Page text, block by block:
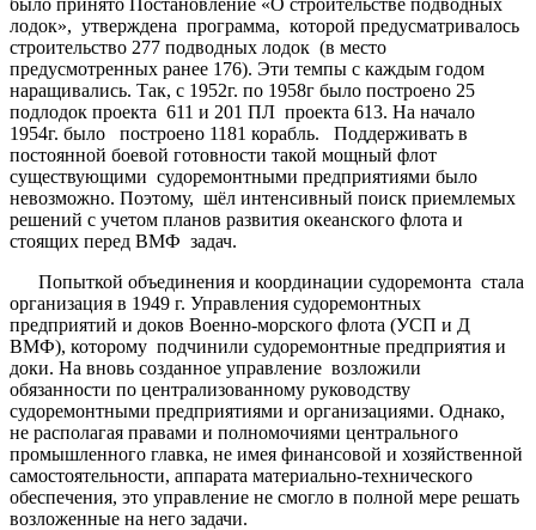
лодок», утверждена программа, которой предусматривалось
строительство 277 подводных лодок (в место
предусмотренных ранее 176). Эти темпы с каждым годом
наращивались. Так, с 1952г. по 1958г было построено 25
подлодок проекта 611 и 201 ПЛ проекта 613. На начало
1954г. было построено 1181 корабль. Поддерживать в
постоянной боевой готовности такой мощный флот
существующими судоремонтными предприятиями было
невозможно. Поэтому, шёл интенсивный поиск приемлемых
решений с учетом планов развития океанского флота и
стоящих перед ВМФ задач.
Попыткой объединения и координации судоремонта стала
организация в 1949 г. Управления судоремонтных
предприятий и доков Военно-морского флота (УСП и Д
ВМФ), которому подчинили судоремонтные предприятия и
доки. На вновь созданное управление возложили
обязанности по централизованному руководству
судоремонтными предприятиями и организациями. Однако,
не располагая правами и полномочиями центрального
промышленного главка, не имея финансовой и хозяйственной
самостоятельности, аппарата материально-технического
обеспечения, это управление не смогло в полной мере решать
возложенные на него задачи.